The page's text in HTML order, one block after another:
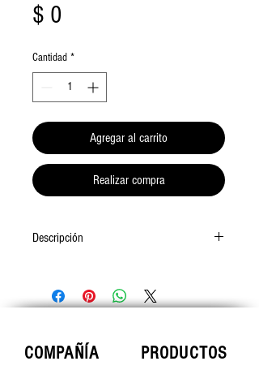
$ 0
Cantidad *
Agregar al carrito
Realizar compra
Descripción
para la impresora 3D Ultimaker 3 y fabricar
COMPAÑÍA PRODUCTOS